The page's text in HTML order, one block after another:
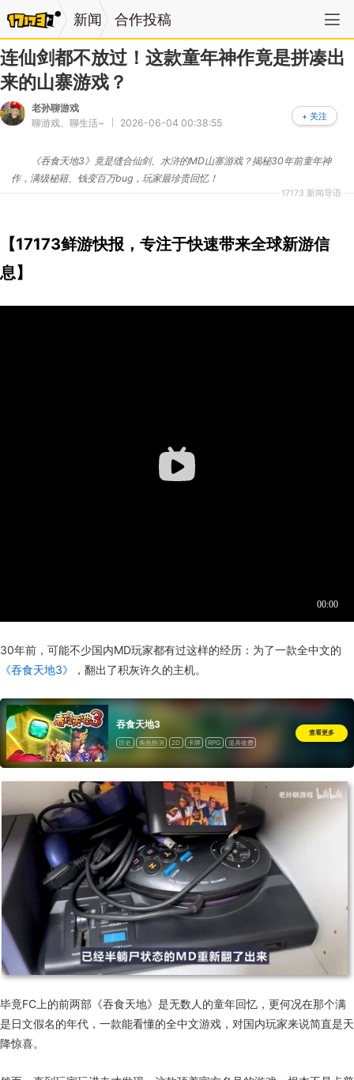
新闻 合作投稿
连仙剑都不放过！这款童年神作竟是拼凑出
来的山寨游戏？
老孙聊游戏
聊游戏、聊生活~
2026-06-04 00:38:55
+ 关注
17173 新闻导语
《吞食天地3》竟是缝合仙剑、水浒的MD山寨游戏？揭秘30年前童年神
作，满级秘籍、钱变百万bug，玩家最珍贵回忆！
【17173鲜游快报，专注于快速带来全球新游信
息】
30年前， 可能不少国内MD玩家都有过这样的经历：为了一款全中文的
《吞食天地3》
，翻出了积灰许久的主机。
吞食天地3
历史 角色扮演 2D 卡牌 RPG 道具收费
查看更多
毕竟FC上的前两部《吞食天地》是无数人的童年回忆，更何况在那个满
是日文假名的年代，一款能看懂的全中文游戏，对国内玩家来说简直是天
降惊喜。